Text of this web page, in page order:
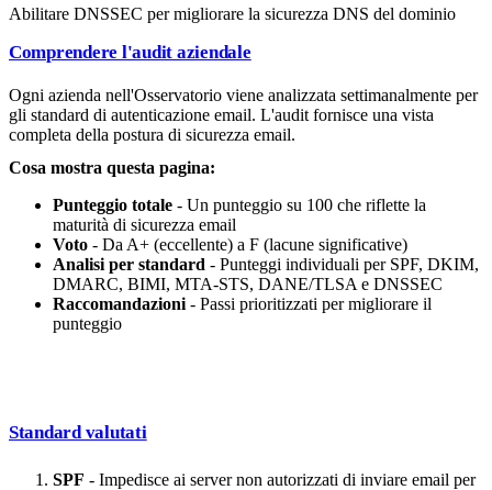
Abilitare DNSSEC per migliorare la sicurezza DNS del dominio
Comprendere l'audit aziendale
Ogni azienda nell'Osservatorio viene analizzata settimanalmente per
gli standard di autenticazione email. L'audit fornisce una vista
completa della postura di sicurezza email.
Cosa mostra questa pagina:
Punteggio totale - Un punteggio su 100 che riflette la
maturità di sicurezza email
Voto - Da A+ (eccellente) a F (lacune significative)
Analisi per standard - Punteggi individuali per SPF, DKIM,
DMARC, BIMI, MTA-STS, DANE/TLSA e DNSSEC
Raccomandazioni - Passi prioritizzati per migliorare il
punteggio
Standard valutati
SPF - Impedisce ai server non autorizzati di inviare email per